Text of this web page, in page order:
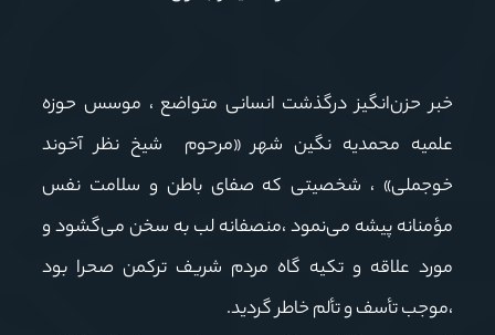
خبر حزن‌انگیز درگذشت انسانی متواضع ، موسس حوزه
علمیه محمدیه نگین شهر «مرحوم شیخ نظر آخوند
خوجملی» ، شخصیتی که صفای باطن و سلامت نفس
مؤمنانه پیشه می‌نمود ،منصفانه لب به سخن می‌گشود و
مورد علاقه و تکیه گاه مردم شریف ترکمن صحرا بود
،موجب تأسف و تألم خاطر گردید.